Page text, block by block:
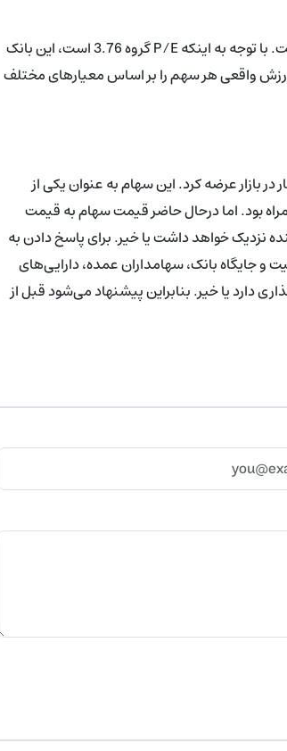
در تحلیل بنیادی نماد وپاسار، EPS سهم برابر با 770 و نسبت P/E آن برابر با 3.74 است. با توجه به اینکه P/E گروه 3.76 است، این بانک
واقعی هر سهم را بر اساس معیار‌های مختلف
آغاز به فعالیت کرد و نماد خود را در سال 1390 با نام وپاسار در بازار عرضه کرد. این سهام به عنوان یکی از
بود. اما درحال حاضر قیمت سهام به قیمت
نزدیک خواهد داشت یا خیر. برای پاسخ دادن به
و جایگاه بانک، سهامداران عمده، دارایی‌های
دارد یا خیر. بنابراین پیشنهاد می‌شود قبل از